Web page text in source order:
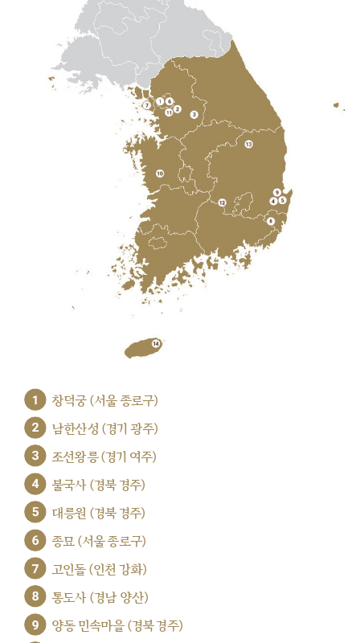
1 창덕궁 (서울 종로구)
2 남한산성 (경기 광주)
3 조선왕릉 (경기 여주)
4 불국사 (경북 경주)
5 대릉원 (경북 경주)
6 종묘 (서울 종로구)
7 고인돌 (인천 강화)
8 통도사 (경남 양산)
9 양동 민속마을 (경북 경주)